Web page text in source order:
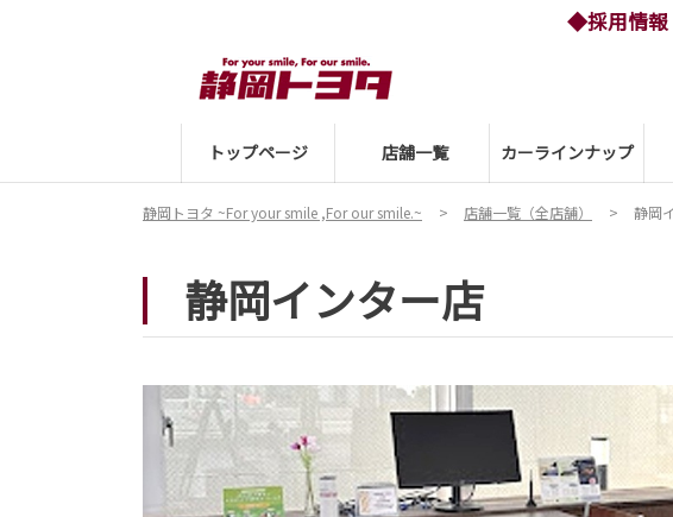
トップページ 店舗一覧 カーラインナップ
◆採用情報
静岡トヨタ ~For your smile ,For our smile.~ 店舗一覧（全店舗） 静岡
静岡インター店